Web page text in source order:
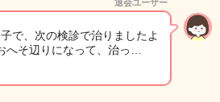
退会ユーザー
で、次の検診で治りましたよ
へそ辺りになって、治っ…